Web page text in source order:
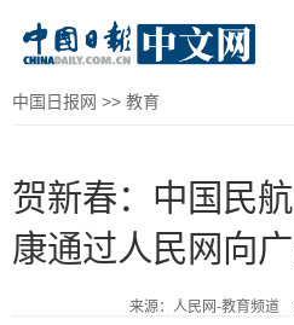
中国日报网 >> 教育
贺新春：中国民
康通过人民网向
来源：人民网-教育频道